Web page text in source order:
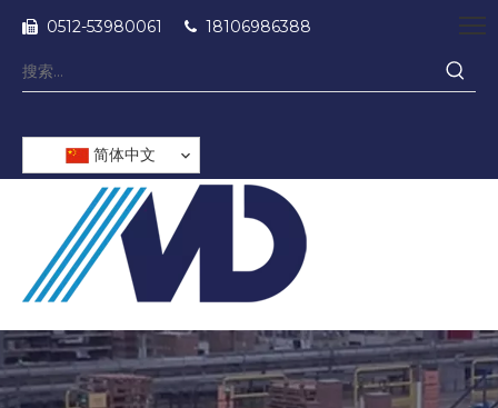
 0512-53980061  18106986388
简体中文